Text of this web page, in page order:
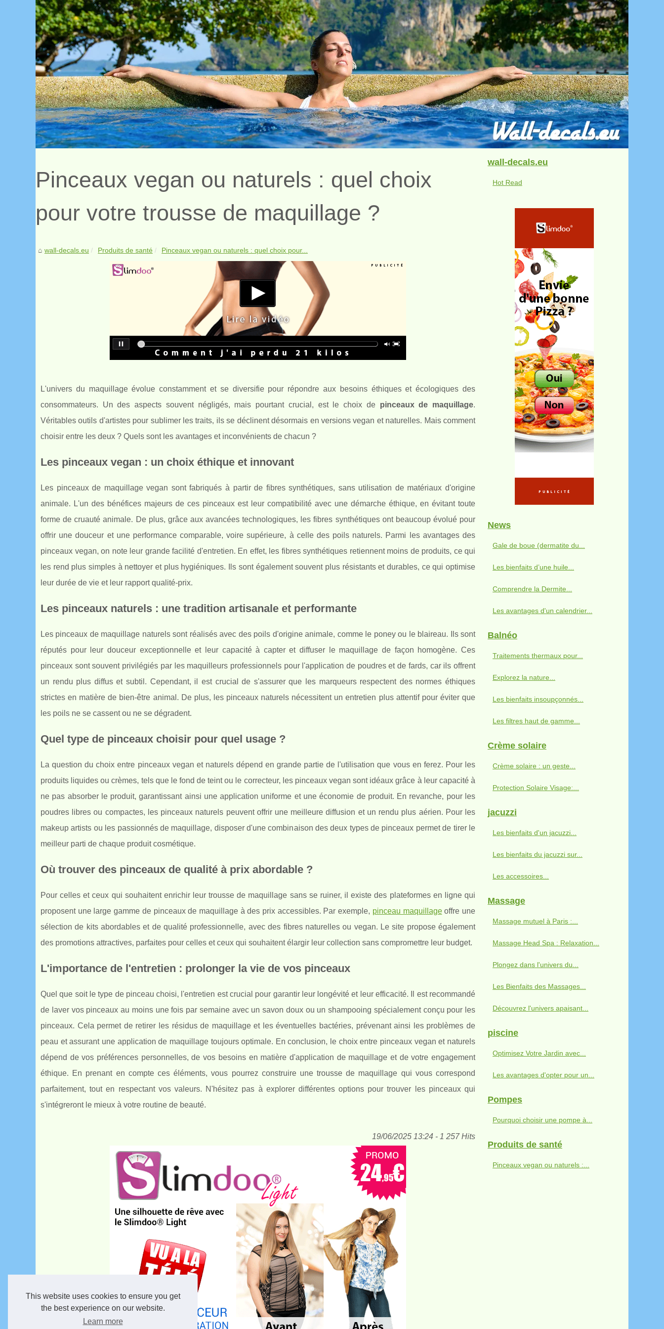
This website uses cookies to ensure you get
the best experience on our website.
Learn more
Pinceaux vegan ou naturels : quel choix
pour votre trousse de maquillage ?
wall-decals.eu Produits de santé Pinceaux vegan ou naturels : quel choix pour...
L'univers du maquillage évolue constamment et se diversifie pour répondre aux besoins éthiques et écologiques des
consommateurs. Un des aspects souvent négligés, mais pourtant crucial, est le choix de pinceaux de maquillage.
Véritables outils d'artistes pour sublimer les traits, ils se déclinent désormais en versions vegan et naturelles. Mais comment
choisir entre les deux ? Quels sont les avantages et inconvénients de chacun ?
Les pinceaux vegan : un choix éthique et innovant
Les pinceaux de maquillage vegan sont fabriqués à partir de fibres synthétiques, sans utilisation de matériaux d'origine
animale. L'un des bénéfices majeurs de ces pinceaux est leur compatibilité avec une démarche éthique, en évitant toute
forme de cruauté animale. De plus, grâce aux avancées technologiques, les fibres synthétiques ont beaucoup évolué pour
offrir une douceur et une performance comparable, voire supérieure, à celle des poils naturels. Parmi les avantages des
pinceaux vegan, on note leur grande facilité d'entretien. En effet, les fibres synthétiques retiennent moins de produits, ce qui
les rend plus simples à nettoyer et plus hygiéniques. Ils sont également souvent plus résistants et durables, ce qui optimise
leur durée de vie et leur rapport qualité-prix.
Les pinceaux naturels : une tradition artisanale et performante
Les pinceaux de maquillage naturels sont réalisés avec des poils d'origine animale, comme le poney ou le blaireau. Ils sont
réputés pour leur douceur exceptionnelle et leur capacité à capter et diffuser le maquillage de façon homogène. Ces
pinceaux sont souvent privilégiés par les maquilleurs professionnels pour l'application de poudres et de fards, car ils offrent
un rendu plus diffus et subtil. Cependant, il est crucial de s'assurer que les marqueurs respectent des normes éthiques
strictes en matière de bien-être animal. De plus, les pinceaux naturels nécessitent un entretien plus attentif pour éviter que
les poils ne se cassent ou ne se dégradent.
Quel type de pinceaux choisir pour quel usage ?
La question du choix entre pinceaux vegan et naturels dépend en grande partie de l'utilisation que vous en ferez. Pour les
produits liquides ou crèmes, tels que le fond de teint ou le correcteur, les pinceaux vegan sont idéaux grâce à leur capacité à
ne pas absorber le produit, garantissant ainsi une application uniforme et une économie de produit. En revanche, pour les
poudres libres ou compactes, les pinceaux naturels peuvent offrir une meilleure diffusion et un rendu plus aérien. Pour les
makeup artists ou les passionnés de maquillage, disposer d'une combinaison des deux types de pinceaux permet de tirer le
meilleur parti de chaque produit cosmétique.
Où trouver des pinceaux de qualité à prix abordable ?
Pour celles et ceux qui souhaitent enrichir leur trousse de maquillage sans se ruiner, il existe des plateformes en ligne qui
proposent une large gamme de pinceaux de maquillage à des prix accessibles. Par exemple, pinceau maquillageoffre une
sélection de kits abordables et de qualité professionnelle, avec des fibres naturelles ou vegan. Le site propose également
des promotions attractives, parfaites pour celles et ceux qui souhaitent élargir leur collection sans compromettre leur budget.
L'importance de l'entretien : prolonger la vie de vos pinceaux
Quel que soit le type de pinceau choisi, l'entretien est crucial pour garantir leur longévité et leur efficacité. Il est recommandé
de laver vos pinceaux au moins une fois par semaine avec un savon doux ou un shampooing spécialement conçu pour les
pinceaux. Cela permet de retirer les résidus de maquillage et les éventuelles bactéries, prévenant ainsi les problèmes de
peau et assurant une application de maquillage toujours optimale. En conclusion, le choix entre pinceaux vegan et naturels
dépend de vos préférences personnelles, de vos besoins en matière d'application de maquillage et de votre engagement
éthique. En prenant en compte ces éléments, vous pourrez construire une trousse de maquillage qui vous correspond
parfaitement, tout en respectant vos valeurs. N'hésitez pas à explorer différentes options pour trouver les pinceaux qui
s'intégreront le mieux à votre routine de beauté.
19/06/2025 13:24 - 1 257 Hits
wall-decals.eu
Hot Read
News
Gale de boue (dermatite du...
Les bienfaits d’une huile...
Comprendre la Dermite...
Les avantages d'un calendrier...
Balnéo
Traitements thermaux pour...
Explorez la nature...
Les bienfaits insoupçonnés...
Les filtres haut de gamme...
Crème solaire
Crème solaire : un geste...
Protection Solaire Visage:...
jacuzzi
Les bienfaits d'un jacuzzi...
Les bienfaits du jacuzzi sur...
Les accessoires...
Massage
Massage mutuel à Paris :...
Massage Head Spa : Relaxation...
Plongez dans l'univers du...
Les Bienfaits des Massages...
Découvrez l'univers apaisant...
piscine
Optimisez Votre Jardin avec...
Les avantages d'opter pour un...
Pompes
Pourquoi choisir une pompe à...
Produits de santé
Pinceaux vegan ou naturels :...